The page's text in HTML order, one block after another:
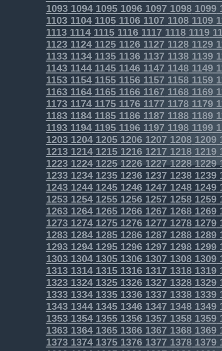
1093109410951096109710981099
1103110411051106110711081109
1113111411151116111711181119
11231124112511261127 11281129
11331134113511361137 11381139
11431144114511461147 11481149
11531154115511561157 11581159
11631164116511661167 11681169
11731174117511761177 11781179
11831184118511861187 11881189
11931194119511961197 11981199
12031204120512061207 12081209
12131214121512161217 12181219
1223122412251226122712281229
1233123412351236123712381239
1243124412451246124712481249
1253125412551256125712581259
1263126412651266126712681269
1273127412751276127712781279
1283128412851286128712881289
1293129412951296129712981299
1303130413051306130713081309
1313131413151316131713181319
1323132413251326132713281329
1333133413351336133713381339
1343134413451346134713481349
1353135413551356135713581359
1363136413651366136713681369
1373137413751376137713781379